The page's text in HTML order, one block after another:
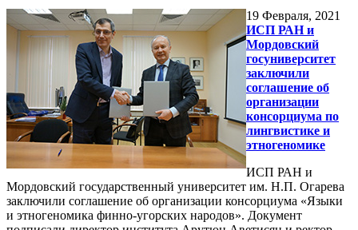
19 Февраля, 2021
ИСП РАН и
Мордовский
госуниверситет
заключили
соглашение об
организации
консорциума по
лингвистике и
этногеномике
ИСП РАН и
Мордовский государственный университет им. Н.П. Огарева
заключили соглашение об организации консорциума «Языки
и этногеномика финно-угорских народов». Документ